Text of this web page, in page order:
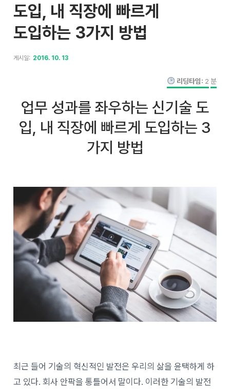
도입, 내 직장에 빠르게
도입하는 3가지 방법
게시일: 2016. 10. 13
리딩타임: 2 분
업무 성과를 좌우하는 신기술 도
입, 내 직장에 빠르게 도입하는 3
가지 방법
최근 들어 기술의 혁신적인 발전은 우리의 삶을 윤택하게 하
고 있다. 회사 안팍을 통틀어서 말이다. 이러한 기술의 발전